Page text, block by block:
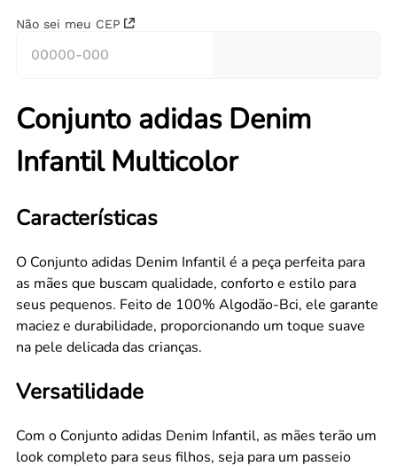
Não sei meu CEP
Conjunto adidas Denim
Infantil Multicolor
Características
O Conjunto adidas Denim Infantil é a peça perfeita para
as mães que buscam qualidade, conforto e estilo para
seus pequenos. Feito de 100% Algodão-Bci, ele garante
maciez e durabilidade, proporcionando um toque suave
na pele delicada das crianças.
Versatilidade
Com o Conjunto adidas Denim Infantil, as mães terão um
look completo para seus filhos, seja para um passeio